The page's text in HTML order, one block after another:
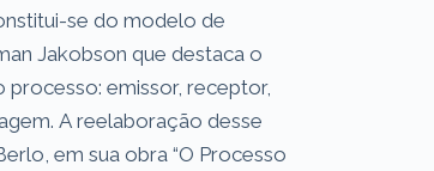
se do modelo de
Jakobson que destaca o
processo: emissor, receptor,
A reelaboração desse
em sua obra “O Processo